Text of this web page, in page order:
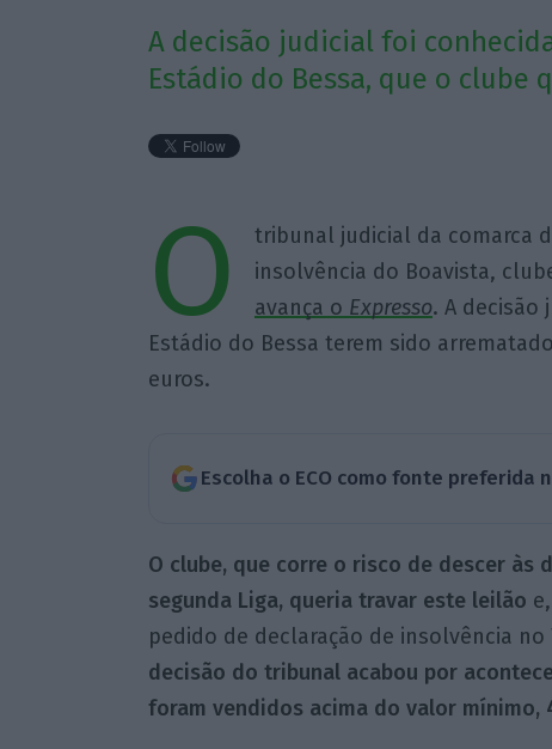
A decisão judicial foi
Estádio do Bessa, que o clube
O
tribunal judicial da comarca
insolvência do Boavista,
avança o Expresso. A decisão
Estádio do Bessa terem sido
euros.
Escolha o ECO como fonte preferida
O clube, que corre o risco de descer
segunda Liga, queria travar este leilão
pedido de declaração de insolvência no
decisão do tribunal acabou por
foram vendidos acima do valor mínimo,